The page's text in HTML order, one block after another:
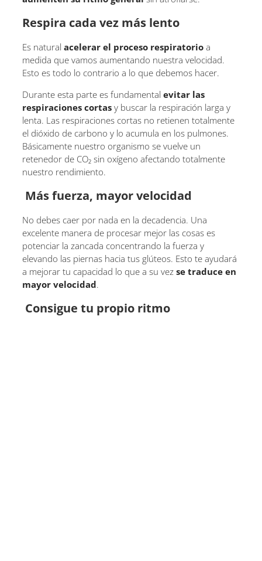
Respira cada vez más lento
Es natural acelerar el proceso respiratorio a
medida que vamos aumentando nuestra velocidad.
Esto es todo lo contrario a lo que debemos hacer.
Durante esta parte es fundamental evitar las
respiraciones cortas y buscar la respiración larga y
lenta. Las respiraciones cortas no retienen totalmente
el dióxido de carbono y lo acumula en los pulmones.
Básicamente nuestro organismo se vuelve un
retenedor de CO₂ sin oxígeno afectando totalmente
nuestro rendimiento.
Más fuerza, mayor velocidad
No debes caer por nada en la decadencia. Una
excelente manera de procesar mejor las cosas es
potenciar la zancada concentrando la fuerza y
elevando las piernas hacia tus glúteos. Esto te ayudará
a mejorar tu capacidad lo que a su vez se traduce en
mayor velocidad.
Consigue tu propio ritmo